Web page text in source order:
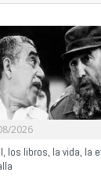
2026
los libros, la vida, la